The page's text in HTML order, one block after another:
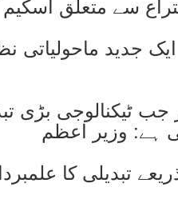
جدید
ٹیکنالوجی بڑی
ہے: وزیر اعظم
تبدیلی کا